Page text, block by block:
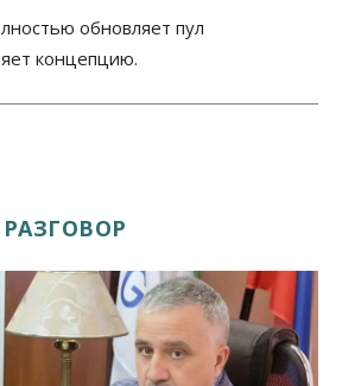
обновляет пул
концепцию.